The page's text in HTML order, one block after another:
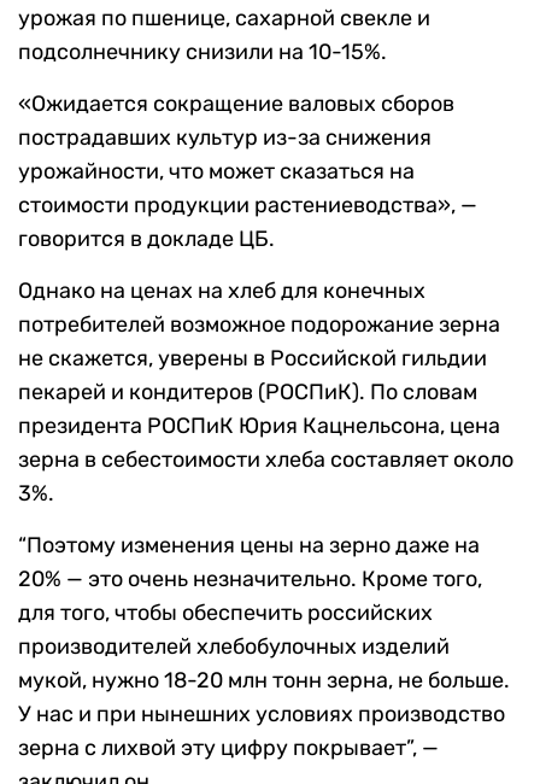
урожая по пшенице, сахарной свекле и
подсолнечнику снизили на 10-15%.
«Ожидается сокращение валовых сборов
пострадавших культур из-за снижения
урожайности, что может сказаться на
стоимости продукции растениеводства», —
говорится в докладе ЦБ.
Однако на ценах на хлеб для конечных
потребителей возможное подорожание зерна
не скажется, уверены в Российской гильдии
пекарей и кондитеров (РОСПиК). По словам
президента РОСПиК Юрия Кацнельсона, цена
зерна в себестоимости хлеба составляет около
3%.
“Поэтому изменения цены на зерно даже на
20% — это очень незначительно. Кроме того,
для того, чтобы обеспечить российских
производителей хлебобулочных изделий
мукой, нужно 18-20 млн тонн зерна, не больше.
У нас и при нынешних условиях производство
зерна с лихвой эту цифру покрывает”, —